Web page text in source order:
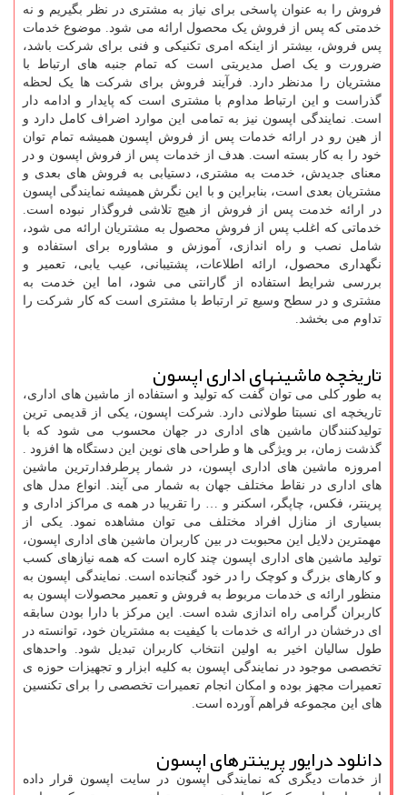
فروش را به عنوان پاسخی برای نیاز به مشتری در نظر بگیریم و نه
خدمتی که پس از فروش یک محصول ارائه می شود. موضوع خدمات
پس فروش، بیشتر از اینکه امری تکنیکی و فنی برای شرکت باشد،
ضرورت و یک اصل مدیریتی است که تمام جنبه های ارتباط با
مشتریان را مدنظر دارد. فرآیند فروش برای شرکت ها یک لحظه
گذراست و این ارتباط مداوم با مشتری است که پایدار و ادامه دار
است. نمایندگی اپسون نیز به تمامی این موارد اضراف کامل دارد و
از هین رو در ارائه خدمات پس از فروش اپسون همیشه تمام توان
خود را به کار بسته است. هدف از خدمات پس از فروش اپسون و در
معنای جدیدش، خدمت به مشتری، دستیابی به فروش های بعدی و
مشتریان بعدی است، بنابراین و با این نگرش همیشه نمایندگی اپسون
در ارائه خدمت پس از فروش از هیچ تلاشی فروگذار نبوده است.
خدماتی که اغلب پس از فروش محصول به مشتریان ارائه می شود،
شامل نصب و راه اندازی، آموزش و مشاوره برای استفاده و
نگهداری محصول، ارائه اطلاعات، پشتیبانی، عیب یابی، تعمیر و
بررسی شرایط استفاده از گارانتی می شود، اما این خدمت به
مشتری و در سطح وسیع تر ارتباط با مشتری است که کار شرکت را
تداوم می بخشد.
تاریخچه ماشینهای اداری اپسون
به طور کلی می توان گفت که تولید و استفاده از ماشین های اداری،
تاریخچه ای نسبتا طولانی دارد. شرکت اپسون، یکی از قدیمی ترین
تولیدکنندگان ماشین های اداری در جهان محسوب می شود که با
گذشت زمان، بر ویژگی ها و طراحی های نوین این دستگاه ها افزود .
امروزه ماشین های اداری اپسون، در شمار پرطرفدارترین ماشین
های اداری در نقاط مختلف جهان به شمار می آیند. انواع مدل های
پرینتر، فکس، چاپگر، اسکنر و … را تقریبا در همه ی مراکز اداری و
بسیاری از منازل افراد مختلف می توان مشاهده نمود. یکی از
مهمترین دلایل این محبوبت در بین کاربران ماشین های اداری اپسون،
تولید ماشین های اداری اپسون چند کاره است که همه نیازهای کسب
و کارهای بزرگ و کوچک را در خود گنجانده است. نمایندگی اپسون به
منظور ارائه ی خدمات مربوط به فروش و تعمیر محصولات اپسون به
کاربران گرامی راه اندازی شده است. این مرکز با دارا بودن سابقه
ای درخشان در ارائه ی خدمات با کیفیت به مشتریان خود، توانسته در
طول سالیان اخیر به اولین انتخاب کاربران تبدیل شود. واحدهای
تخصصی موجود در نمایندگی اپسون به کلیه ابزار و تجهیزات حوزه ی
تعمیرات مجهز بوده و امکان انجام تعمیرات تخصصی را برای تکنسین
های این مجموعه فراهم آورده است.
دانلود درایور پرینترهای اپسون
از خدمات دیگری که نمایندگی اپسون در سایت اپسون قرار داده